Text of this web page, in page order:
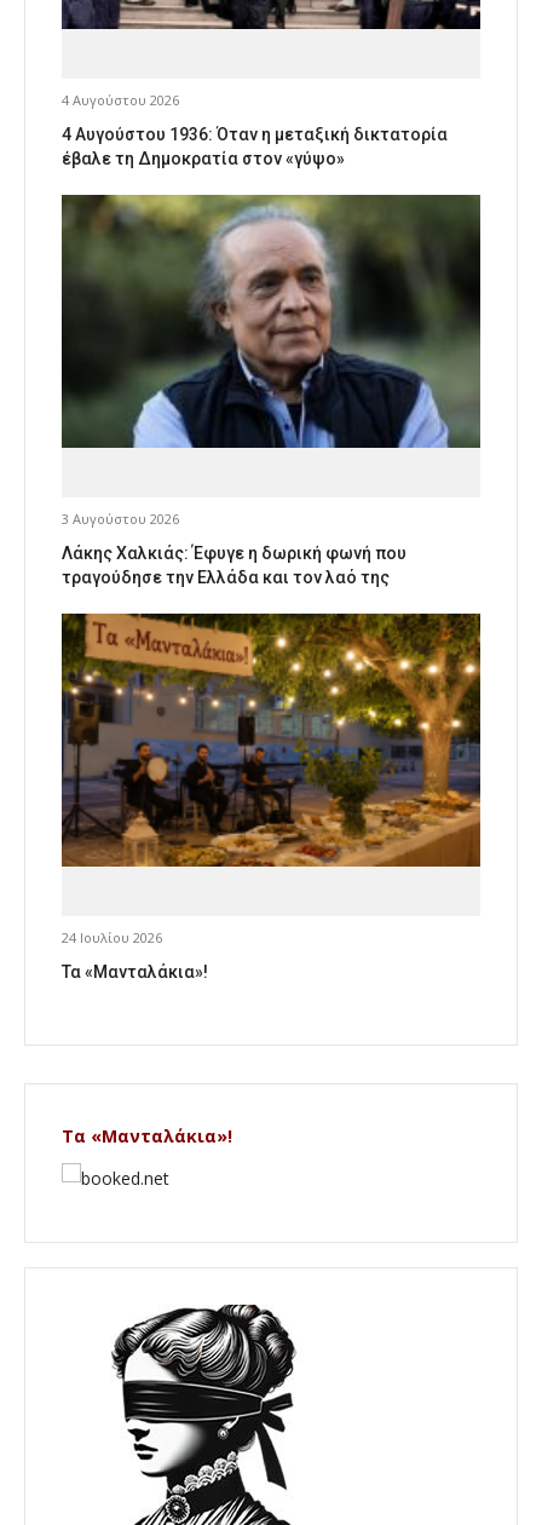
4 Αυγούστου 2026
4 Αυγούστου 1936: Όταν η μεταξική δικτατορία
έβαλε τη Δημοκρατία στον «γύψο»
3 Αυγούστου 2026
Λάκης Χαλκιάς: Έφυγε η δωρική φωνή που
τραγούδησε την Ελλάδα και τον λαό της
24 Ιουλίου 2026
Τα «Μανταλάκια»!
Τα «Μανταλάκια»!